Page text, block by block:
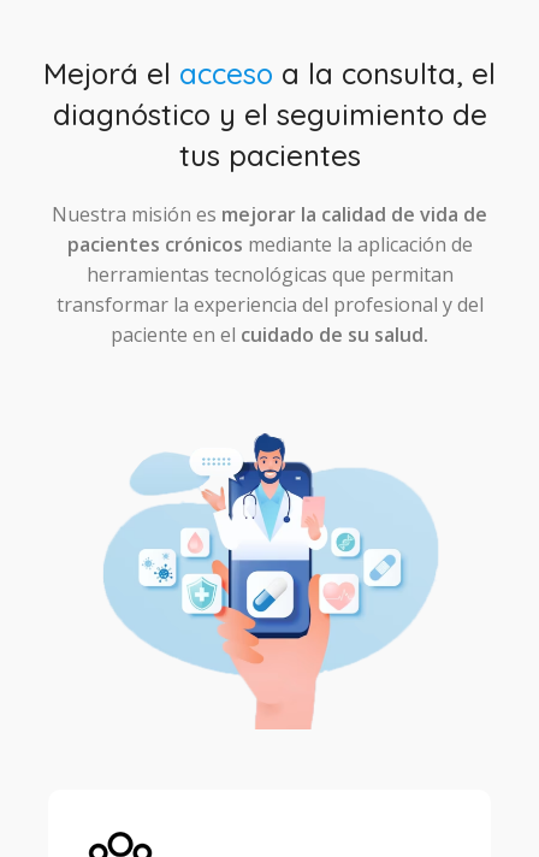
Mejorá el acceso a la consulta, el
diagnóstico y el seguimiento de
tus pacientes
Nuestra misión es mejorar la calidad de vida de
pacientes crónicos mediante la aplicación de
herramientas tecnológicas que permitan
transformar la experiencia del profesional y del
paciente en el cuidado de su salud.